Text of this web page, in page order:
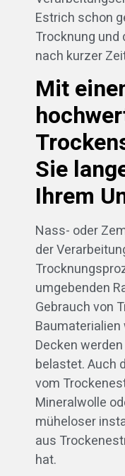
Estrich schon
Trocknung und
nach kurzer
Mit
Sie
Ihrem
Nass- oder
der
umgebenden
Gebrauch von
Baumaterialien
Decken
belastet. Auch
vom
Mineralwolle
müheloser
aus
hat.